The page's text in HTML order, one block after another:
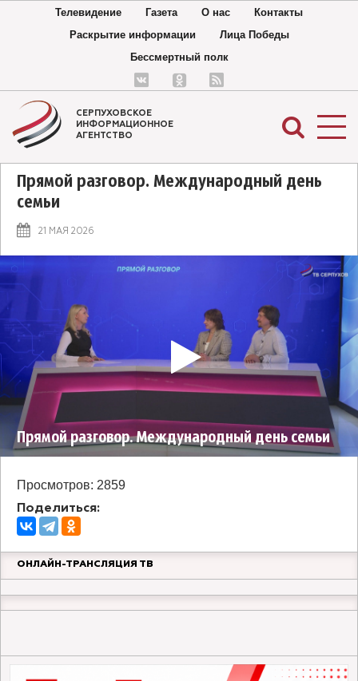
Телевидение Газета О нас
Контакты
Раскрытие информации
Лица Победы
Бессмертный полк
СЕРПУХОВСКОЕ
ИНФОРМАЦИОННОЕ
АГЕНТСТВО
Прямой разговор. Международный день
семьи
21 МАЯ 2026
Прямой разговор. Международный день семьи
Просмотров: 2859
Поделиться:
ОНЛАЙН-ТРАНСЛЯЦИЯ ТВ